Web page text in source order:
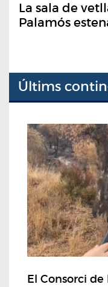
La sala de
Palamós
Últims
El Consorci de